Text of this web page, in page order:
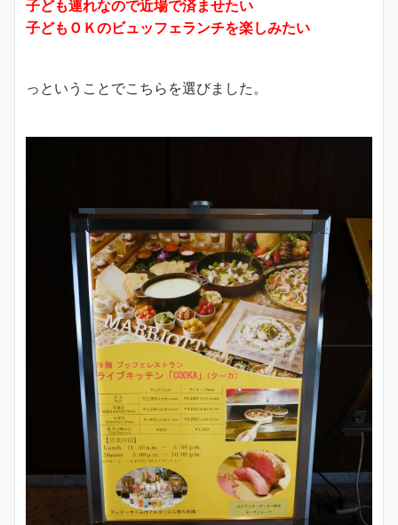
子ども連れなので近場で済ませたい
子どもＯＫのビュッフェランチを楽しみたい
っということでこちらを選びました。